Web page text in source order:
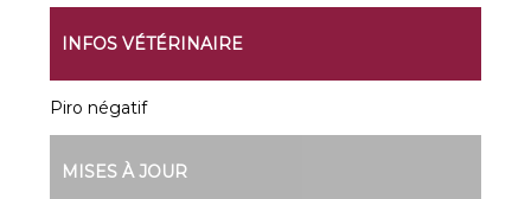
INFOS VÉTÉRINAIRE
Piro négatif
MISES À JOUR